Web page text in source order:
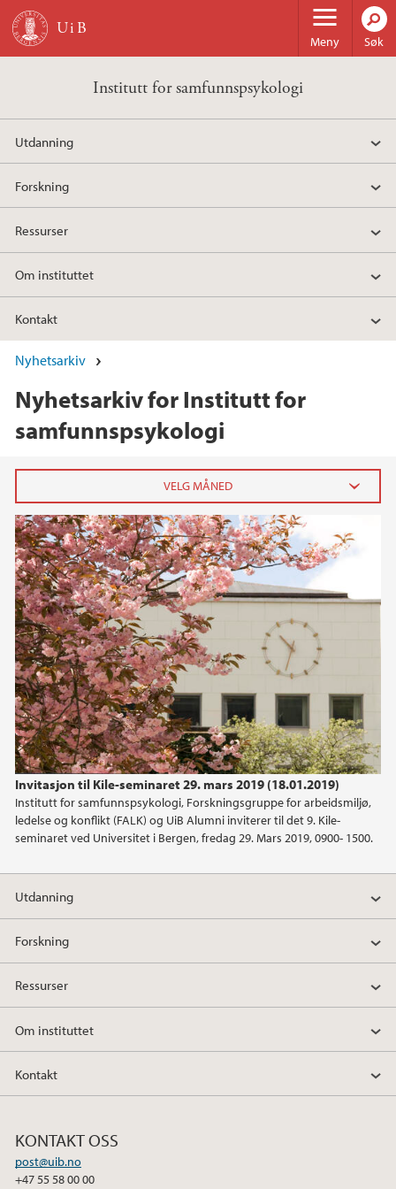
Hopp til hovedinnhold
Meny Søk
Institutt for samfunnspsykologi
Utdanning
Forskning
Ressurser
Om instituttet
Kontakt
Nyhetsarkiv
Nyhetsarkiv for Institutt for
samfunnspsykologi
Invitasjon til Kile-seminaret 29. mars 2019 (18.01.2019)
Institutt for samfunnspsykologi, Forskningsgruppe for arbeidsmiljø,
ledelse og konflikt (FALK) og UiB Alumni inviterer til det 9. Kile-
seminaret ved Universitet i Bergen, fredag 29. Mars 2019, 0900- 1500.
2025
september (1)
2023
2022
2021
2020
2019
2018
2009
Utdanning
Forskning
Ressurser
Om instituttet
Kontakt
KONTAKT OSS
post@uib.no
+47 55 58 00 00